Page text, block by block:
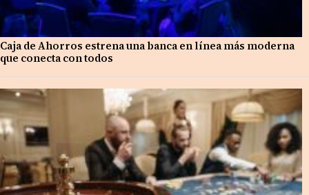
Caja de Ahorros estrena una banca en línea más moderna
que conecta con todos